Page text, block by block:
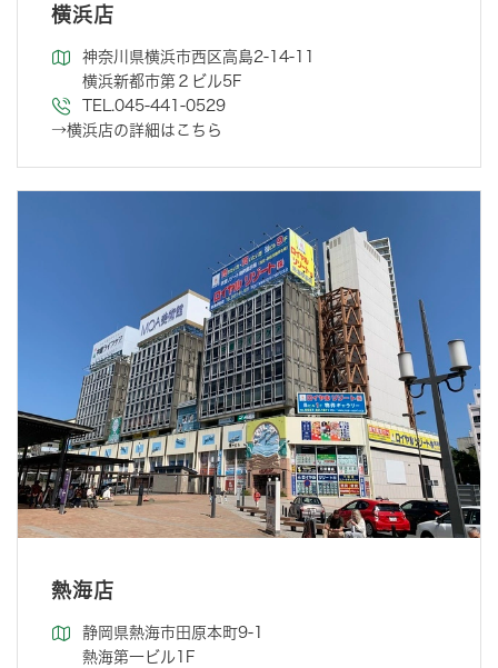
横浜店
神奈川県横浜市西区高島2-14-11
横浜新都市第２ビル5F
TEL.045-441-0529
→横浜店の詳細はこちら
熱海店
静岡県熱海市田原本町9-1
熱海第一ビル1F